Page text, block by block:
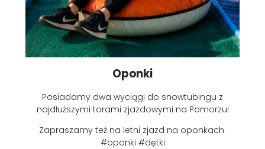
Oponki
Posiadamy dwa wyciągi do snowtubingu z
najdłuższymi torami zjazdowymi na Pomorzu!
Zapraszamy też na letni zjazd na oponkach.
#oponki #dętki